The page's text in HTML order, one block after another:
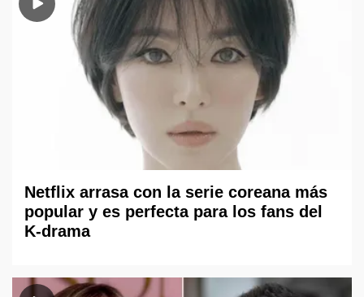
Netflix arrasa con la serie coreana más
popular y es perfecta para los fans del
K-drama